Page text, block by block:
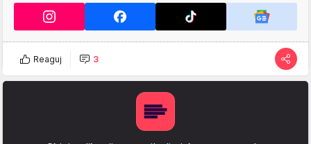
Reaguj 3